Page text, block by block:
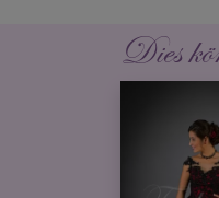
Dies